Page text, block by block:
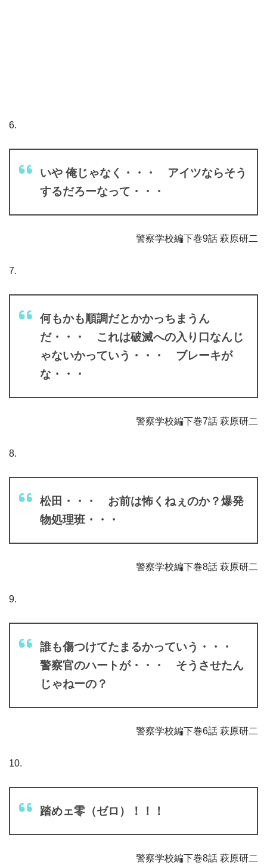
6.
いや 俺じゃなく・・・ アイツならそう
するだろーなって・・・
警察学校編下巻9話 萩原研二
7.
何もかも順調だとかかっちまうん
だ・・・ これは破滅への入り口なんじ
ゃないかっていう・・・ ブレーキが
な・・・
警察学校編下巻7話 萩原研二
8.
松田・・・ お前は怖くねぇのか？爆発
物処理班・・・
警察学校編下巻8話 萩原研二
9.
誰も傷つけてたまるかっていう・・・
警察官のハートが・・・ そうさせたん
じゃねーの？
警察学校編下巻6話 萩原研二
10.
踏めェ零（ゼロ）！！！
警察学校編下巻8話 萩原研二